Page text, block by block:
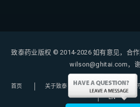
致泰药业版权 © 2014-2026如有意见，合作
wilson@ghitai.com，谢
首页 关于致泰 购药指南
EN